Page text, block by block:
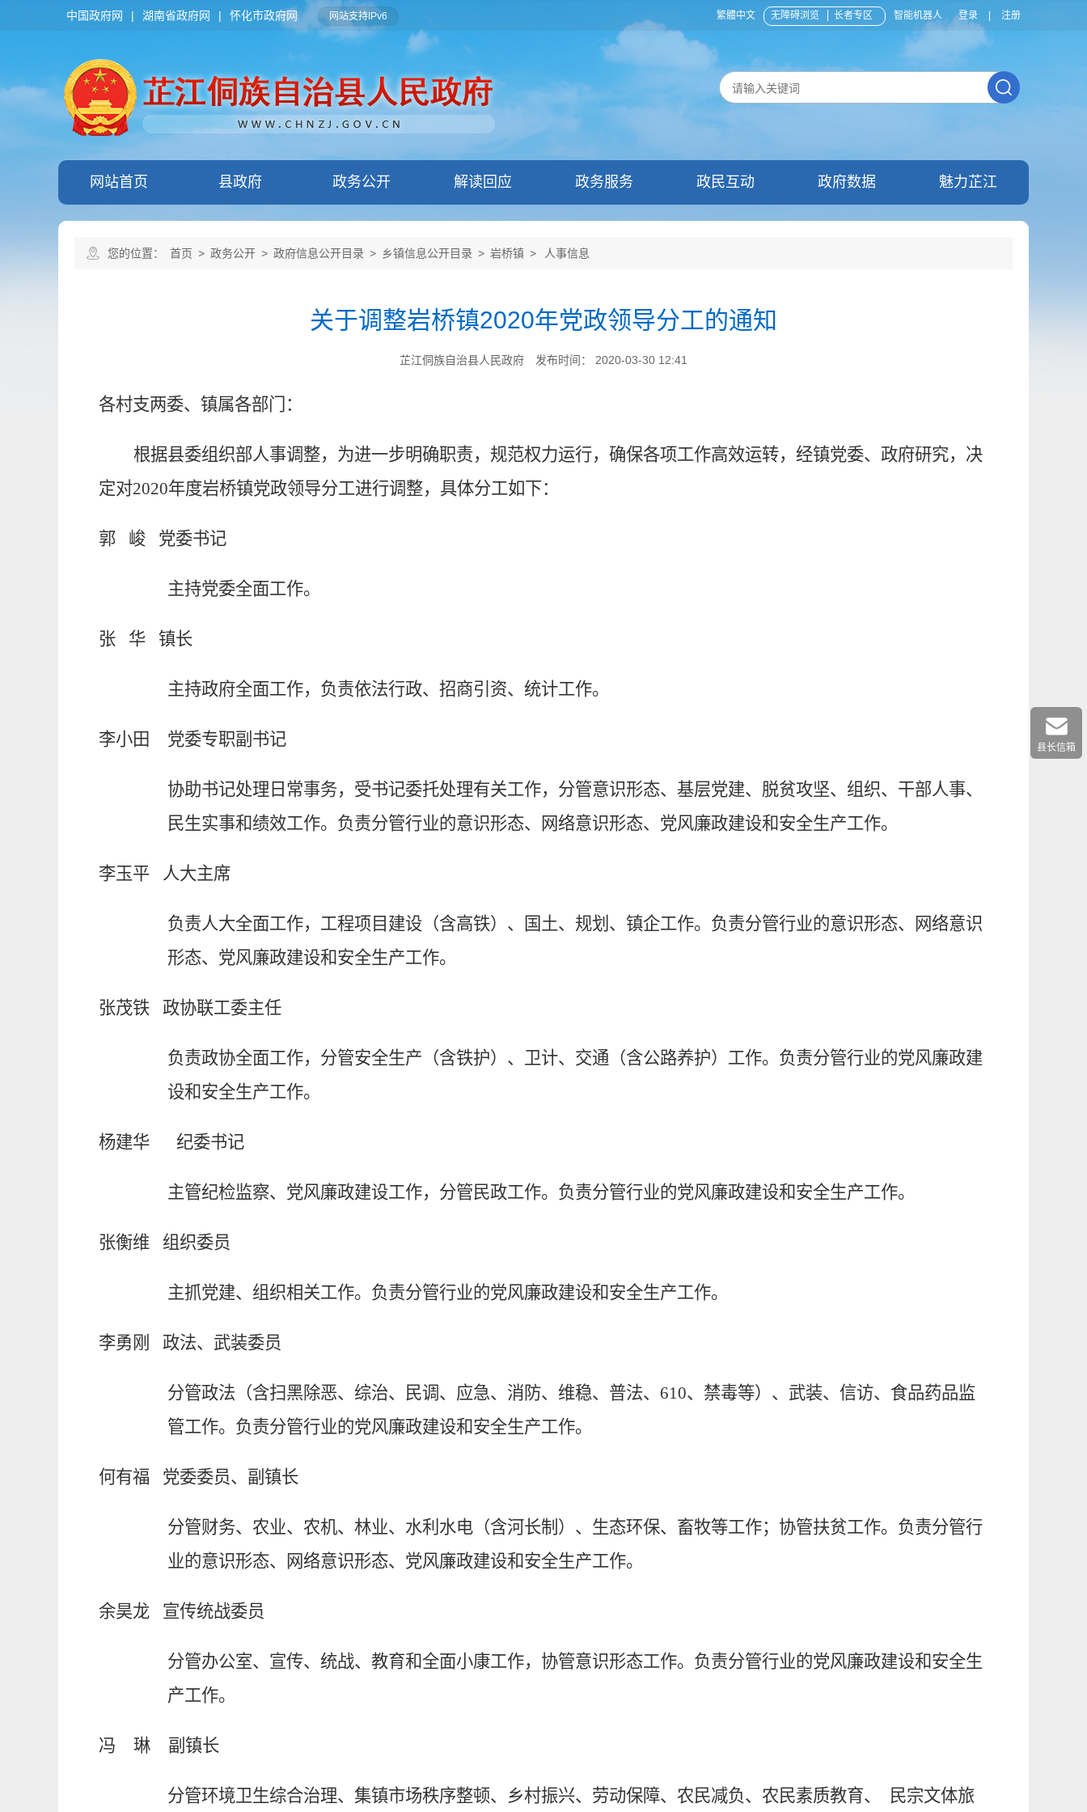
繁體中文 无障碍浏览 长者专区 智能机器人 登录 注册
中国政府网 | 湖南省政府网 | 怀化市政府网 网站支持IPv6
网站首页 县政府 政务公开 解读回应 政务服务 政民互动 政府数据 魅力芷江
您的位置： 首页 > 政务公开 > 政府信息公开目录 > 乡镇信息公开目录 > 岩桥镇 > 人事信息
关于调整岩桥镇2020年党政领导分工的通知
芷江侗族自治县人民政府 发布时间： 2020-03-30 12:41
各村支两委、镇属各部门：
根据县委组织部人事调整，为进一步明确职责，规范权力运行，确保各项工作高效运转，经镇党委、政府研究，决
定对2020年度岩桥镇党政领导分工进行调整，具体分工如下：
郭 峻 党委书记
主持党委全面工作。
张 华 镇长
主持政府全面工作，负责依法行政、招商引资、统计工作。
李小田 党委专职副书记
协助书记处理日常事务，受书记委托处理有关工作，分管意识形态、 基层党建、脱贫攻坚、组织、干部人事、
民生实事和绩效工作。负责分管行业的意识形态、网络意识形态、 党风廉政建设和安全生产工作。
李玉平 人大主席
负责人大全面工作，工程项目建设（含高铁）、国土、规划、 镇企工作。负责分管行业的意识形态、网络意识
形态、 党风廉政建设和安全生产工作。
张茂铁 政协联工委主任
负责政协全面工作，分管安全生产（含铁护）、卫计、交通（含公路养护）工作。负责分管行业的党风廉政建
设和安全生产工作。
杨建华 纪委书记
主管纪检监察、党风廉政建设工作，分管民政工作。负责分管行业的党风廉政建设和安全生产工作。
张衡维 组织委员
主抓党建、组织相关工作。 负责分管行业的党风廉政建设和安全生产工作。
李勇刚 政法、武装委员
分管政法（含扫黑除恶、 综治、民调、应急、消防、维稳、普法、 610、禁毒等）、武装、信访、食品药品监
管工作。负责分管行业的党风廉政建设和安全生产工作。
何有福 党委委员、副镇长
分管财务、 农业、农机、林业、水利水电 （含河长制） 、 生态环保、 畜牧等工作； 协管扶贫工作。负责分管行
业的意识形态、网络意识形态、 党风廉政建设和安全生产工作。
余昊龙 宣传统战委员
分管办公室、 宣传、统战、教育和全面小康工作，协管意识形态工作。负责分管行业的党风廉政建设和安全生
产工作。
冯 琳 副镇长
分管环境卫生综合治理、集镇市场秩序整顿、 乡村振兴、 劳动保障、农民减负、农民素质教育、 民宗文体旅
县长信箱